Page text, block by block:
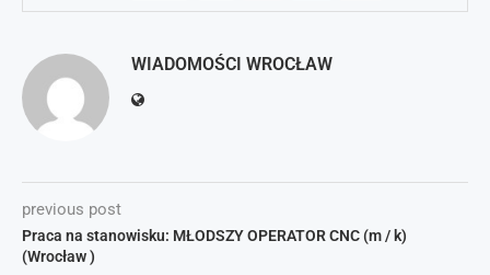
WIADOMOŚCI WROCŁAW
previous post
Praca na stanowisku: MŁODSZY OPERATOR CNC (m / k)
(Wrocław )